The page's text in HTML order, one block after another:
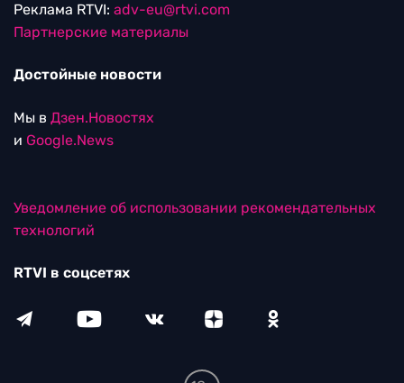
Реклама RTVI: adv-eu@rtvi.com
Партнерские материалы
Достойные новости
Мы в Дзен.Новостях
и Google.News
Уведомление об использовании рекомендательных
технологий
RTVI в соцсетях